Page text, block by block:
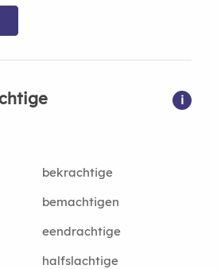
i
bekrachtige
bemachtigen
eendrachtige
halfslachtige